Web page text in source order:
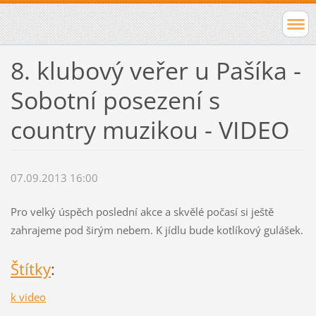
8. klubový veřer u Pašíka -
Sobotní posezení s
country muzikou - VIDEO
07.09.2013 16:00
Pro velký úspěch poslední akce a skvělé počasí si ještě
zahrajeme pod širým nebem. K jídlu bude kotlíkový gulášek.
Štítky:
k video